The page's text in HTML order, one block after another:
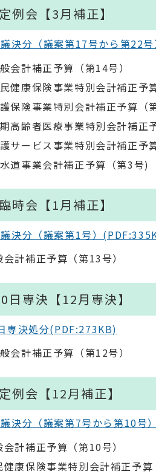
例会【3月補正】
決分（議案第17号から第22
計補正予算（第14号）
康保険事業特別会計補正予算
険事業特別会計補正予算（第
齢者医療事業特別会計補正
サービス事業特別会計補正予
道事業会計補正予算（第3号)
時会【1月補正】
決分（議案第1号）
計補正予算（第13号）
専決【12月専決】
専決処分(PDF:273KB)
計補正予算（第12号）
例会【12月補正】
決分（議案第7号から第10号
計補正予算（第10号）
康保険事業特別会計補正予算